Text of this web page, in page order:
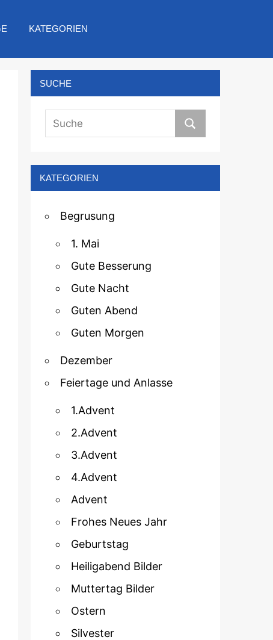
KATEGORIEN
SUCHE
KATEGORIEN
Begrusung
1. Mai
Gute Besserung
Gute Nacht
Guten Abend
Guten Morgen
Dezember
Feiertage und Anlasse
1.Advent
2.Advent
3.Advent
4.Advent
Advent
Frohes Neues Jahr
Geburtstag
Heiligabend Bilder
Muttertag Bilder
Ostern
Silvester